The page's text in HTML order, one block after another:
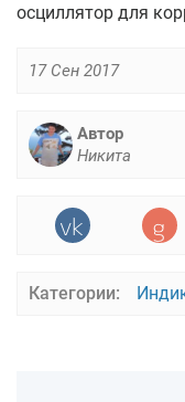
осциллятор для
17 Сен 2017
Автор
Никита
Категории: